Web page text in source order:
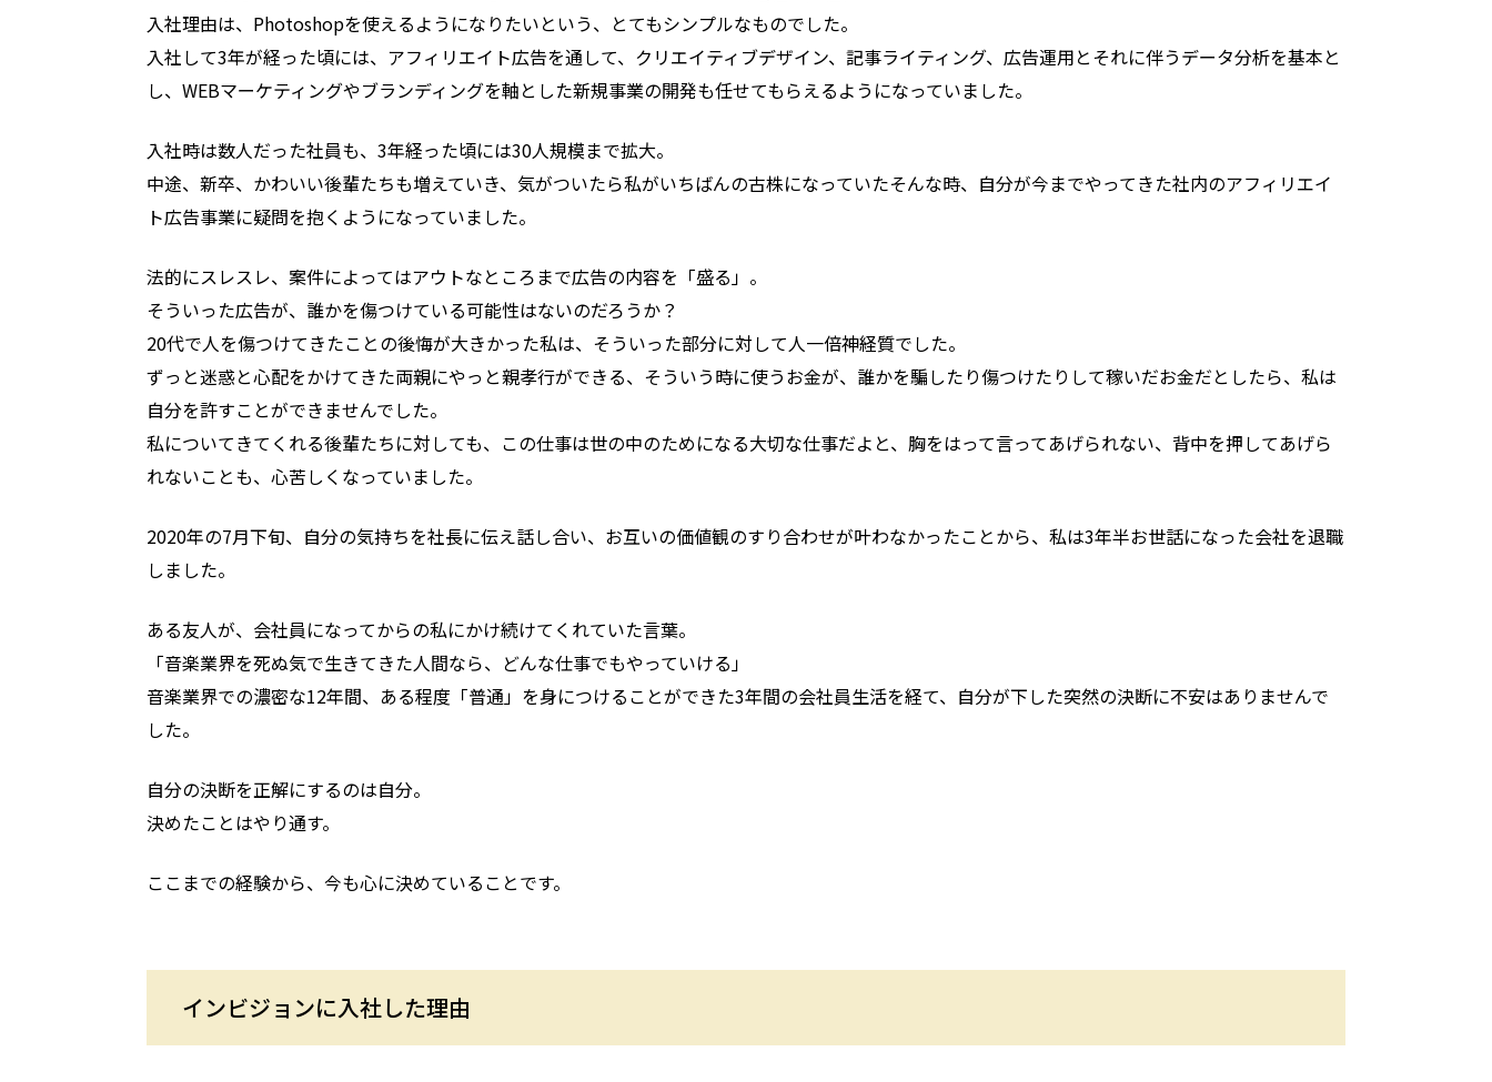
入社理由は、Photoshopを使えるようになりたいという、とてもシンプルなものでした。
入社して3年が経った頃には、アフィリエイト広告を通して、クリエイティブデザイン、記事ライティング、広告運用とそれに伴うデータ分析を基本と
し、WEBマーケティングやブランディングを軸とした新規事業の開発も任せてもらえるようになっていました。
入社時は数人だった社員も、3年経った頃には30人規模まで拡大。
中途、新卒、かわいい後輩たちも増えていき、気がついたら私がいちばんの古株になっていたそんな時、自分が今までやってきた社内のアフィリエイ
ト広告事業に疑問を抱くようになっていました。
法的にスレスレ、案件によってはアウトなところまで広告の内容を「盛る」。
そういった広告が、誰かを傷つけている可能性はないのだろうか？
20代で人を傷つけてきたことの後悔が大きかった私は、そういった部分に対して人一倍神経質でした。
ずっと迷惑と心配をかけてきた両親にやっと親孝行ができる、そういう時に使うお金が、誰かを騙したり傷つけたりして稼いだお金だとしたら、私は
自分を許すことができませんでした。
私についてきてくれる後輩たちに対しても、この仕事は世の中のためになる大切な仕事だよと、胸をはって言ってあげられない、背中を押してあげら
れないことも、心苦しくなっていました。
2020年の7月下旬、自分の気持ちを社長に伝え話し合い、お互いの価値観のすり合わせが叶わなかったことから、私は3年半お世話になった会社を退職
しました。
ある友人が、会社員になってからの私にかけ続けてくれていた言葉。
「音楽業界を死ぬ気で生きてきた人間なら、どんな仕事でもやっていける」
音楽業界での濃密な12年間、ある程度「普通」を身につけることができた3年間の会社員生活を経て、自分が下した突然の決断に不安はありませんで
した。
自分の決断を正解にするのは自分。
決めたことはやり通す。
ここまでの経験から、今も心に決めていることです。
インビジョンに入社した理由